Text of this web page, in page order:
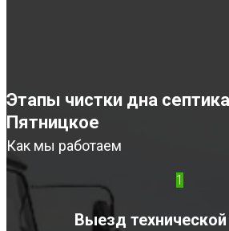
Этапы чистки дна
Пятницкое
Как мы работаем
1
Выезд